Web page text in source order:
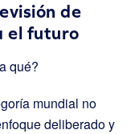
de
el futuro
qué?
mundial no
deliberado y